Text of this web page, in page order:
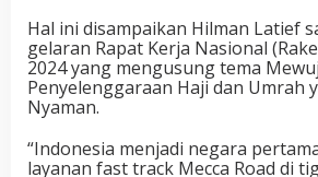
Hal ini disampaikan Hilman Latief
gelaran Rapat Kerja Nasional
2024 yang mengusung tema
Penyelenggaraan Haji dan Umrah
Nyaman.
“Indonesia menjadi negara
layanan fast track Mecca Road di